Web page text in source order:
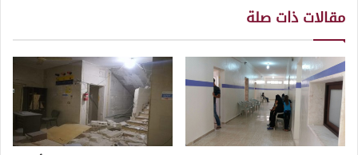
مقالات ذات صلة